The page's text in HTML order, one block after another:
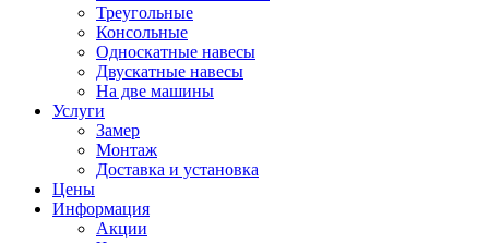
Треугольные
Консольные
Односкатные навесы
Двускатные навесы
На две машины
Услуги
Замер
Монтаж
Доставка и установка
Цены
Информация
Акции